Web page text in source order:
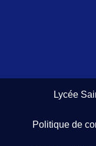
Lycée
Politique de